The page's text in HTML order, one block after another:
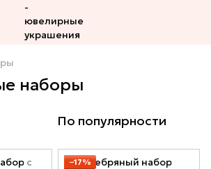
наборы
По популярности
−17%